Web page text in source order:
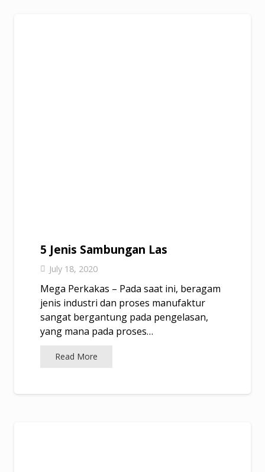
5 Jenis Sambungan Las
July 18, 2020
Mega Perkakas – Pada saat ini, beragam
jenis industri dan proses manufaktur
sangat bergantung pada pengelasan,
yang mana pada proses…
Read More